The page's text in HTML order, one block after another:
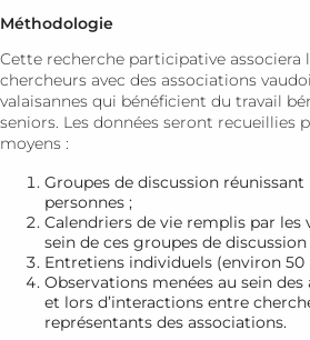
Méthodologie
Cette recherche participative associera
chercheurs avec des associations
valaisannes qui bénéficient du travail
seniors. Les données seront recueillies
moyens :
Groupes de discussion réunissant
personnes ;
Calendriers de vie remplis par les
sein de ces groupes de discussion
Entretiens individuels (environ 50
Observations menées au sein des
et lors d’interactions entre
représentants des associations.